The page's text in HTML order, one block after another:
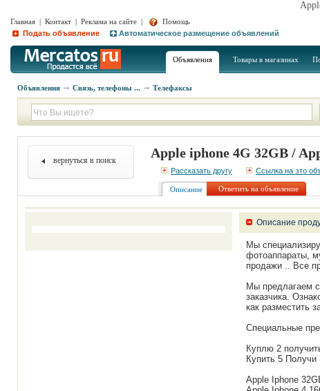
Главная | Контакт | Реклама на сайте |
Помощь
Подать объявление
Автоматическое размещение объявлений
Объявления Товары в магазинах
Объявления Связь, телефоны ... Телефаксы
вернуться в поиск Apple iphone 4G 32GB /
Рассказать другу Ссылка на это
Описание Ответить на объявление
Описание
Мы
фотоаппараты,
продажи .. Все
Мы предлагаем
заказчика.
как разместить
Специальные
Куплю 2
Купить 5 Получи
Apple Iphone